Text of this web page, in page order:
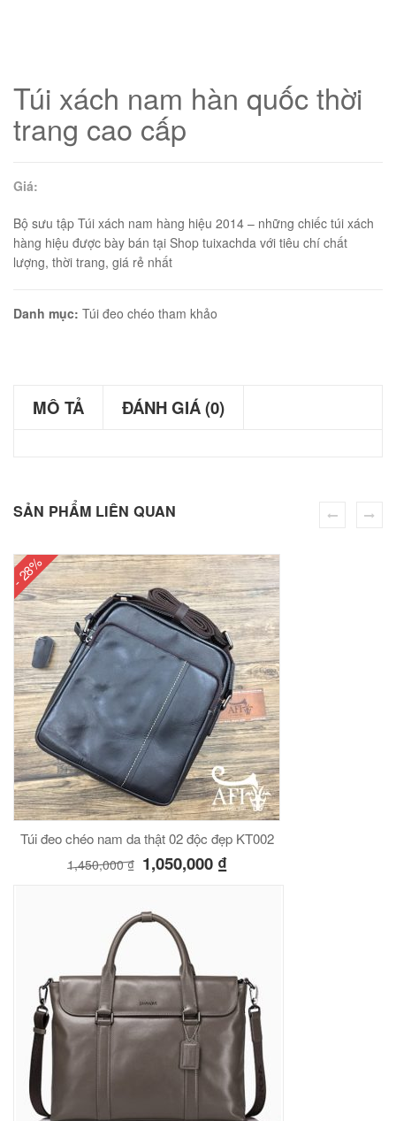
Túi xách nam hàn quốc thời
trang cao cấp
Giá:
Bộ sưu tập Túi xách nam hàng hiệu 2014 – những chiếc túi xách
hàng hiệu được bày bán tại Shop tuixachda với tiêu chí chất
lượng, thời trang, giá rẻ nhất
Danh mục: Túi đeo chéo tham khảo
MÔ TẢ ĐÁNH GIÁ (0)
SẢN PHẨM LIÊN QUAN
- 28%
Túi đeo chéo nam da thật 02 độc đẹp KT002
1,450,000₫ 1,050,000 ₫
Jeep giá rẻ JR03
GIỎ
Jeep giá rẻ 04
GIỎ
hàn quốc cao cấp
Túi đeo chéo nam công sở da bò sáp đựng tài liệu A4 KT57